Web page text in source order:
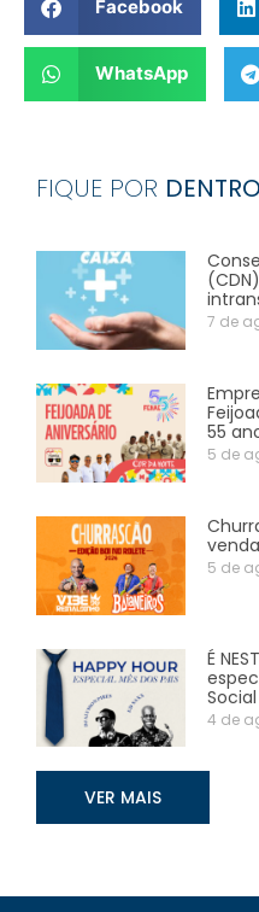
Facebook
WhatsApp
FIQUE POR DENTRO
7 de
55
5 de
5 de
É
Social
4 de
VER MAIS